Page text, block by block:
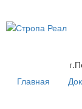
Главная